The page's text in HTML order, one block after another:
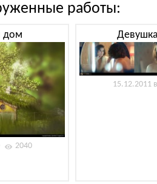
работы:
дом
2040
15.12.2011